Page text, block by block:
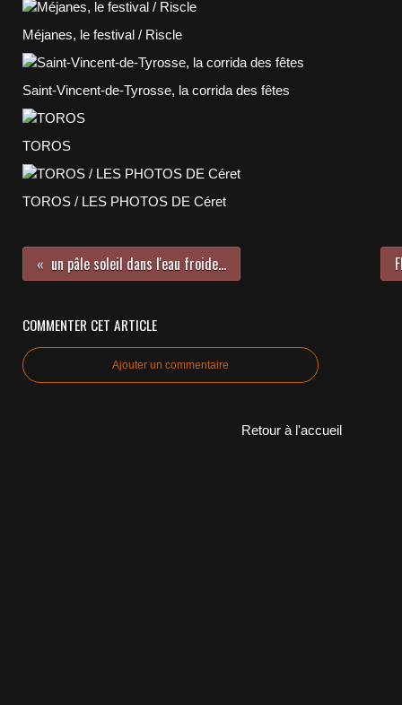
Méjanes, le festival / Riscle
Saint-Vincent-de-Tyrosse, la corrida des fêtes
TOROS
TOROS / LES PHOTOS DE Céret
un pâle soleil dans l'eau froide...
COMMENTER CET ARTICLE
Ajouter un commentaire
Retour à l'accueil